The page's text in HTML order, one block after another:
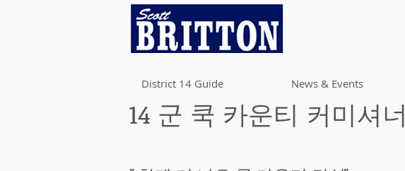
District 14 Guide News & Events
14 군 쿡 카운티 커미셔너